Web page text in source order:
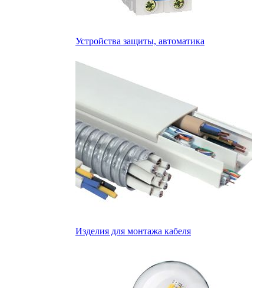
Устройства защиты, автоматика
Изделия для монтажа кабеля